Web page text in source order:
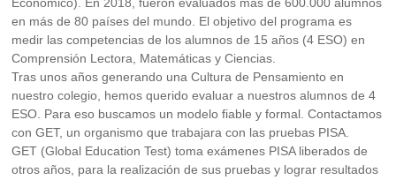
Económico). En 2018, fueron evaluados más de 600.000 alumnos
en más de 80 países del mundo. El objetivo del programa es
medir las competencias de los alumnos de 15 años (4 ESO) en
Comprensión Lectora, Matemáticas y Ciencias.
Tras unos años generando una Cultura de Pensamiento en
nuestro colegio, hemos querido evaluar a nuestros alumnos de 4
ESO. Para eso buscamos un modelo fiable y formal. Contactamos
con GET, un organismo que trabajara con las pruebas PISA.
GET (Global Education Test) toma exámenes PISA liberados de
otros años, para la realización de sus pruebas y lograr resultados